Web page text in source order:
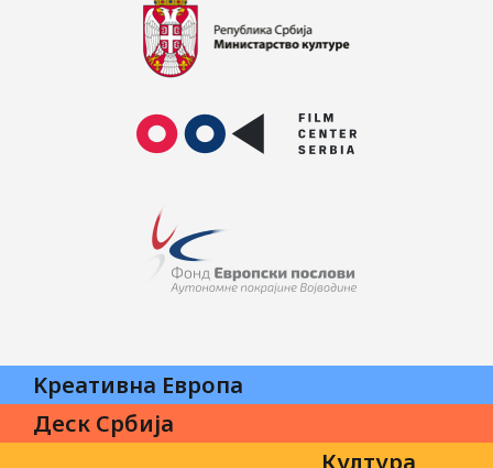
Kреативна Eвропа
Култура
Деск Србија